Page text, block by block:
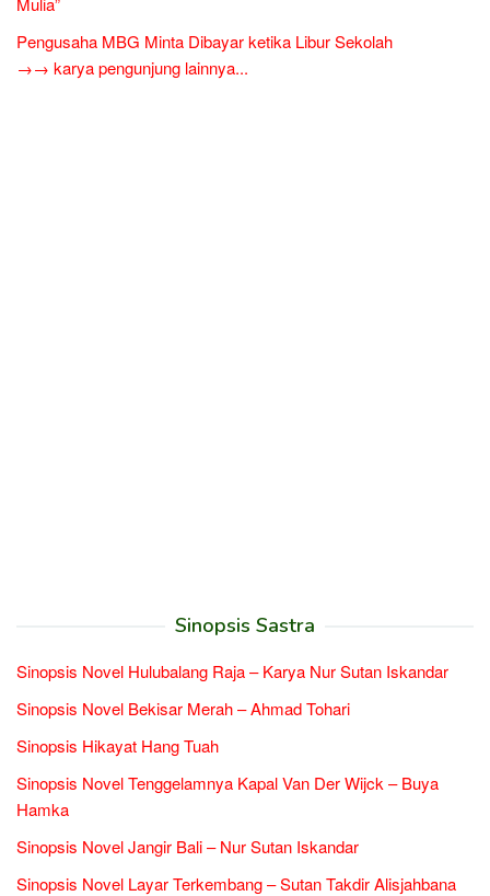
Pengusaha MBG Minta Dibayar ketika Libur Sekolah
→→ karya pengunjung lainnya...
Sinopsis Sastra
Sinopsis Novel Hulubalang Raja – Karya Nur Sutan Iskandar
Sinopsis Novel Bekisar Merah – Ahmad Tohari
Sinopsis Hikayat Hang Tuah
Sinopsis Novel Tenggelamnya Kapal Van Der Wijck – Buya
Hamka
Sinopsis Novel Jangir Bali – Nur Sutan Iskandar
Sinopsis Novel Layar Terkembang – Sutan Takdir Alisjahbana